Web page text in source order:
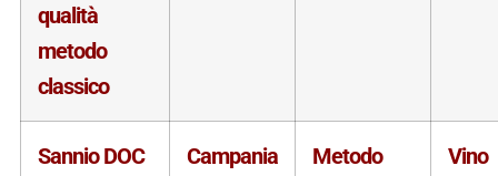
qualità
metodo
classico
Sannio DOC
Campania
Metodo
Vino